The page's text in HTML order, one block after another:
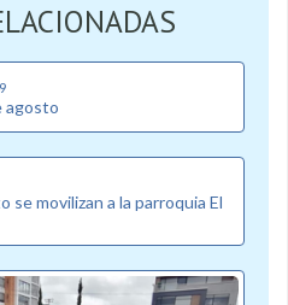
agosto
movilizan a la parroquia El